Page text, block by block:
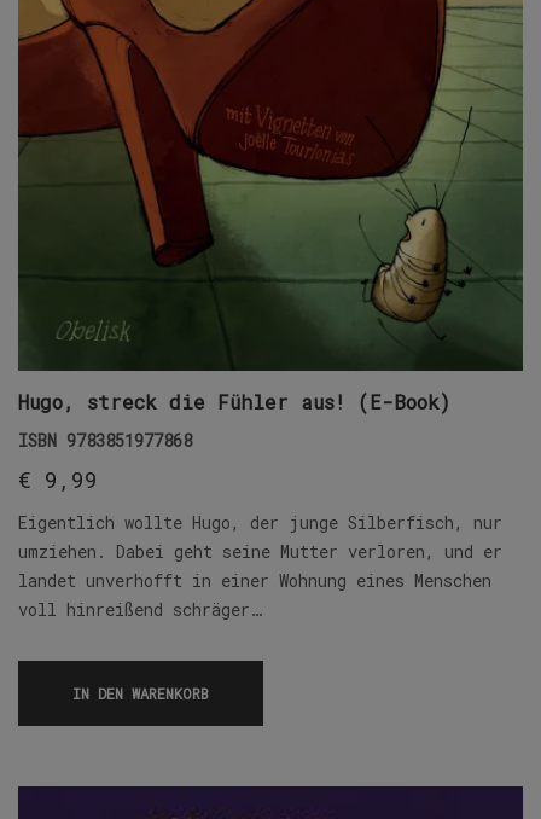
Hugo, streck die Fühler aus! (E-Book)
ISBN 9783851977868
€ 9,99
Eigentlich wollte Hugo, der junge Silberfisch, nur
umziehen. Dabei geht seine Mutter verloren, und er
landet unverhofft in einer Wohnung eines Menschen
voll hinreißend schräger…
IN DEN WARENKORB